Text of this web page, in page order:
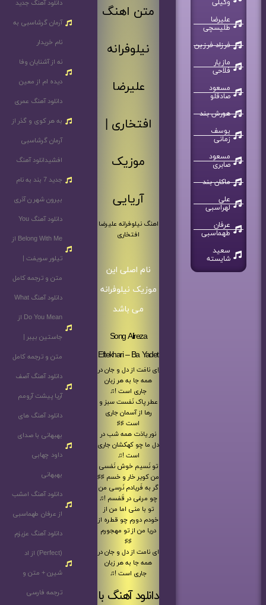
وکیلی
علیرضا
طلیسچی
فرزاد فرزین
مازیار
فلاحی
مسعود
صادقلو
هورش بند
یوسف
زمانی
مسعود
صابری
ماکان بند
علی
لهراسبی
عرفان
طهماسبی
سعید
شایسته
متن اهنگ
نیلوفرانه
علیرضا
افتخاری |
موزیک
آریایی
اهنگ نیلوفرانه علیرضا
افتخاری
نام اصلی این
موزیک نیلوفرانه
می باشد
Song Alireza
Eftekhari – Ba Yadet
اِی نامَت از دل و جان در
همه جا به هر زبان
جاری است !♫
عطر پاک نَفست سبز و
رها از آسمان جاری
است ♯♯
نور یادَت همه شب در
دل ما چو کهکشان جاری
است !♫
تو نَسیم خوش نَفسی
من کویر خار و خسم ♯♯
گر به فَریادم نَرسی من
چو مرغی در قَفسم !♫
تو با منی اما من از
خودم دورم چو قطره از
دریا من از تو مهجورم
♯♯
ای نامت از دل و جان در
همه جا به هر زبان
جاری است !♫
دانلود آهنگ با
دانلود آهنگ جدید
آرمان گرشاسبی به
نام خریدار
نه از آشنایان وفا
دیده ام از معین
دانلود آهنگ عمری
به هر کوی و گذر از
آرمان گرشاسبی
افشیدانلود آهنگ
جدید 7 بند به نام
بیرون شهر ن آذری
دانلود آهنگ You
Belong With Me از
تیلور سویفت |
متن و ترجمه کامل
دانلود آهنگ What
Do You Mean از
جاستین بیبر |
متن و ترجمه کامل
دانلود آهنگ آصف
آریا پیشت آرومم
دانلود آهنگ های
بهبهانی با صدای
داود چهابی
بهبهانی
دانلود آهنگ امشب
از عرفان طهماسبی
دانلود آهنگ عزیزم
(Perfect) از اد
شیرن + متن و
ترجمه فارسی